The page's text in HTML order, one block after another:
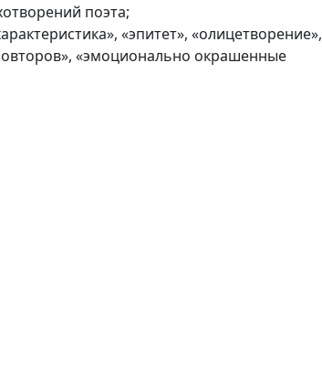
поэта;
«эпитет», «олицетворение»,
«эмоционально окрашенные